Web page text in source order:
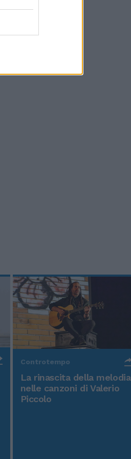
Controtempo
La rinascita della melodia
nelle canzoni di Valerio
Piccolo